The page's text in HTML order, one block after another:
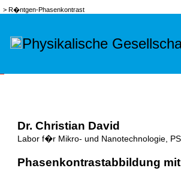
> R�ntgen-Phasenkontrast
Physikalische
Dr. Christian David
Labor f�r Mikro- und Nanotechnologie,
Phasenkontrastabbildung